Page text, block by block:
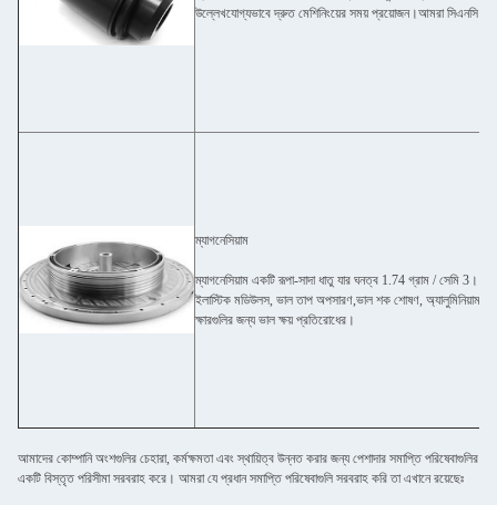
উল্লেখযোগ্যভাবে দ্রুত মেশিনিংয়ের সময় প্রয়োজন।আমরা সিএনসি
ম্যাগনেসিয়াম
ম্যাগনেসিয়াম একটি রূপা-সাদা ধাতু যার ঘনত্ব 1.74 গ্রাম / সেমি 3।
ইলাস্টিক মডিউলস, ভাল তাপ অপসারণ,ভাল শক শোষণ, অ্যালুমিনিয়াম
ক্ষারগুলির জন্য ভাল ক্ষয় প্রতিরোধের।
আমাদের কোম্পানি অংশগুলির চেহারা, কর্মক্ষমতা এবং স্থায়িত্ব উন্নত করার জন্য পেশাদার সমাপ্তি পরিষেবাগুলির
একটি বিস্তৃত পরিসীমা সরবরাহ করে। আমরা যে প্রধান সমাপ্তি পরিষেবাগুলি সরবরাহ করি তা এখানে রয়েছেঃ